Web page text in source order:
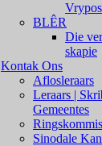
Vrypos
BLÊR
Die
skapie
Kontak Ons
Aflosleraars
Leraars |
Gemeentes
Sinodale